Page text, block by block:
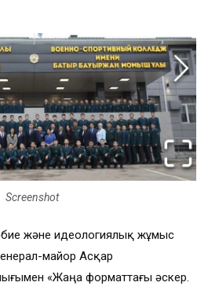
Screenshot
және идеологиялық жұмыс
майор Асқар
«Жаңа форматтағы әскер.